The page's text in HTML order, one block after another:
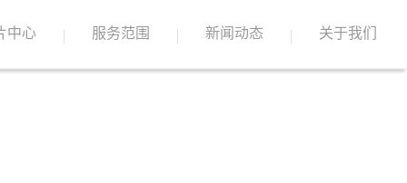
中心 服务范围 新闻动态 关于我们